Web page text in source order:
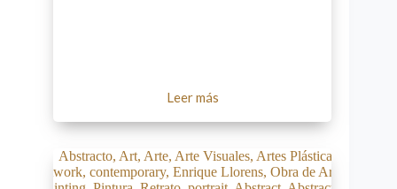
Leer más